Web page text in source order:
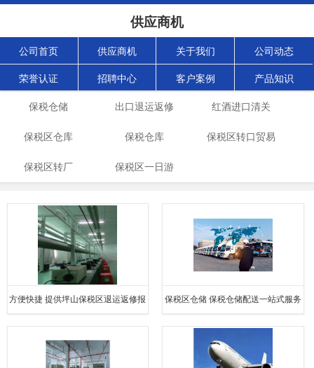
供应商机
公司首页 供应商机 关于我们 公司动态
荣誉认证 招聘中心 客户案例 产品知识
保税仓储 出口退运返修 红酒进口清关
保税区仓库 保税仓库 保税区转口贸易
保税区转厂 保税区一日游
方便快捷 提供坪山保税区退运返修报 保税区仓储 保税仓储配送一站式服务
福田保税仓储配送租赁